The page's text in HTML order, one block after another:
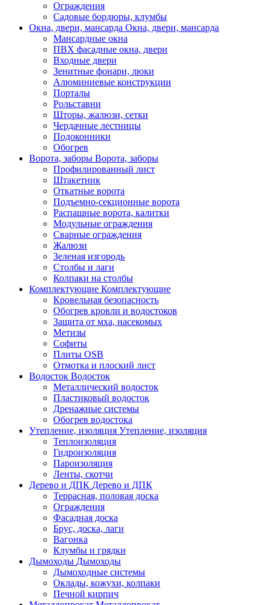
Ограждения
Садовые бордюры, клумбы
Окна, двери, мансарда Окна, двери, мансарда
Мансардные окна
ПВХ фасадные окна, двери
Входные двери
Зенитные фонари, люки
Алюминиевые конструкции
Порталы
Рольставни
Шторы, жалюзи, сетки
Чердачные лестницы
Подоконники
Обогрев
Ворота, заборы Ворота, заборы
Профилированный лист
Штакетник
Откатные ворота
Подъемно-секционные ворота
Распашные ворота, калитки
Модульные ограждения
Сварные ограждения
Жалюзи
Зеленая изгородь
Столбы и лаги
Колпаки на столбы
Комплектующие Комплектующие
Кровельная безопасность
Обогрев кровли и водостоков
Защита от мха, насекомых
Метизы
Софиты
Плиты OSB
Отмотка и плоский лист
Водосток Водосток
Металлический водосток
Пластиковый водосток
Дренажные системы
Обогрев водостока
Утепление, изоляция Утепление, изоляция
Теплоизоляция
Гидроизоляция
Пароизоляция
Ленты, скотчи
Дерево и ДПК Дерево и ДПК
Террасная, половая доска
Ограждения
Фасадная доска
Брус, доска, лаги
Вагонка
Клумбы и грядки
Дымоходы Дымоходы
Дымоходные системы
Оклады, кожухи, колпаки
Печной кирпич